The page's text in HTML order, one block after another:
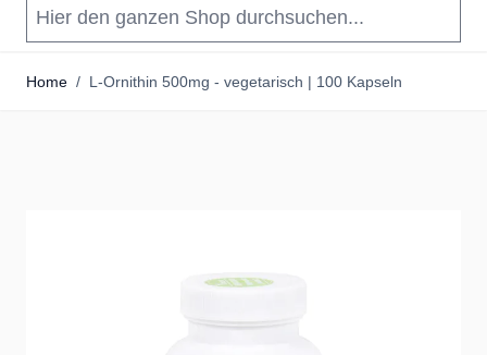
Home / L-Ornithin 500mg - vegetarisch | 100 Kapseln